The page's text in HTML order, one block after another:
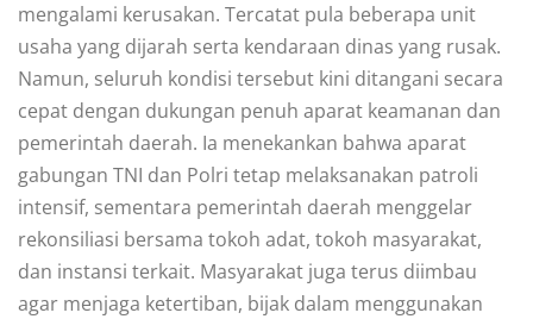
mengalami kerusakan. Tercatat pula beberapa unit
usaha yang dijarah serta kendaraan dinas yang rusak.
Namun, seluruh kondisi tersebut kini ditangani secara
cepat dengan dukungan penuh aparat keamanan dan
pemerintah daerah. Ia menekankan bahwa aparat
gabungan TNI dan Polri tetap melaksanakan patroli
intensif, sementara pemerintah daerah menggelar
rekonsiliasi bersama tokoh adat, tokoh masyarakat,
dan instansi terkait. Masyarakat juga terus diimbau
agar menjaga ketertiban, bijak dalam menggunakan